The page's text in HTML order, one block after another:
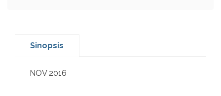
Sinopsis
NOV 2016